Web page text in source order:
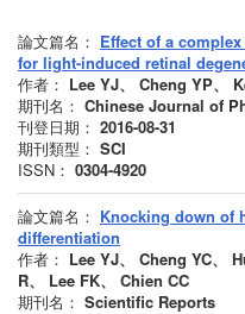
論文篇名： Effect of a
for light-induced retinal
作者： Lee YJ、 Cheng YP、
期刊名： Chinese Journal of
刊登日期： 2016-08-31
期刊類型： SCI
ISSN： 0304-4920
論文篇名： Knocking down of
differentiation
作者： Lee YJ、 Cheng YC、
R、 Lee FK、 Chien CC
期刊名： Scientific Reports